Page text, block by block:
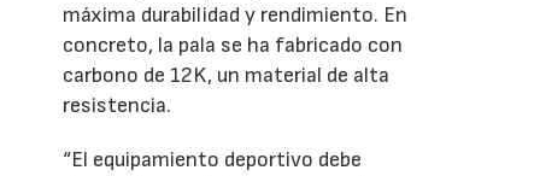
máxima durabilidad y rendimiento. En
concreto, la pala se ha fabricado con
carbono de 12K, un material de alta
resistencia.
“El equipamiento deportivo debe